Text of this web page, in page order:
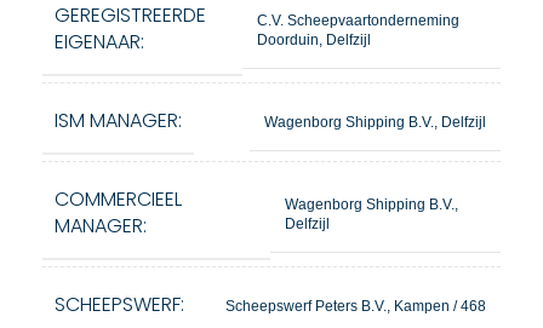
GEREGISTREERDE
EIGENAAR:
C.V. Scheepvaartonderneming
Doorduin, Delfzijl
ISM MANAGER: Wagenborg Shipping B.V., Delfzijl
COMMERCIEEL
MANAGER:
Wagenborg Shipping B.V.,
Delfzijl
SCHEEPSWERF: Scheepswerf Peters B.V., Kampen / 468